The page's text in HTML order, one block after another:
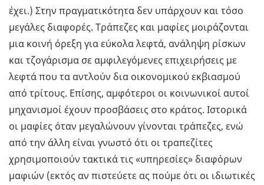
έχει.) Στην πραγματικότητα δεν υπάρχουν και τόσο
μεγάλες διαφορές. Τράπεζες και μαφίες μοιράζονται
μια κοινή όρεξη για εύκολα λεφτά, ανάληψη ρίσκων
και τζογάρισμα σε αμφιλεγόμενες επιχειρήσεις με
λεφτά που τα αντλούν δια οικονομικού εκβιασμού
από τρίτους. Επίσης, αμφότεροι οι κοινωνικοί αυτοί
μηχανισμοί έχουν προσβάσεις στο κράτος. Ιστορικά
οι μαφίες όταν μεγαλώνουν γίνονται τράπεζες, ενώ
από την άλλη είναι γνωστό ότι οι τραπεζίτες
χρησιμοποιούν τακτικά τις «υπηρεσίες» διαφόρων
μαφιών (εκτός αν πιστεύετε ας πούμε ότι οι ιδιωτικές